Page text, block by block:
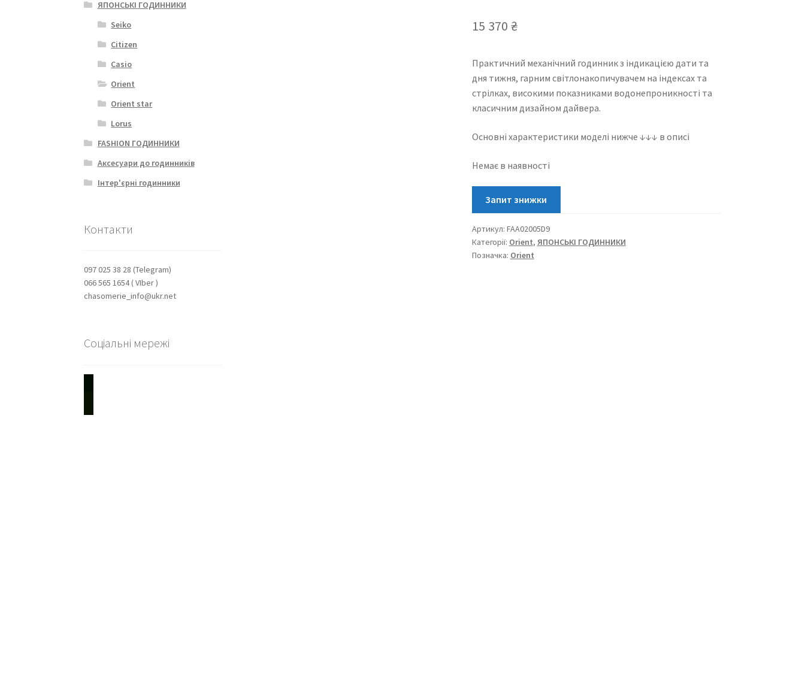
15 370 ₴
Практичний механічний годинник з індикацією дати та
дня тижня, гарним світлонакопичувачем на індексах та
стрілках, високими показниками водонепроникності та
класичним дизайном дайвера.
Основні характеристики моделі нижче ↓↓↓ в описі
Немає в наявності
Артикул: FAA02005D9
Категорії: Orient, ЯПОНСЬКІ ГОДИННИКИ
Позначка: Orient
ЯПОНСЬКІ ГОДИННИКИ
Seiko
Citizen
Casio
Orient
Orient star
Lorus
FASHION ГОДИННИКИ
Аксесуари до годинників
Інтер'єрні годинники
Контакти
097 025 38 28 (Telegram)
066 565 1654 ( VIber )
chasomerie_info@ukr.net
Соціальні мережі